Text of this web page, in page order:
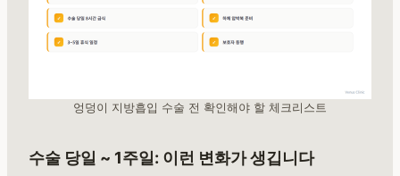
엉덩이 지방흡입 수술 전 확인해야 할 체크리스트
수술 당일 ~ 1주일: 이런 변화가 생깁니다